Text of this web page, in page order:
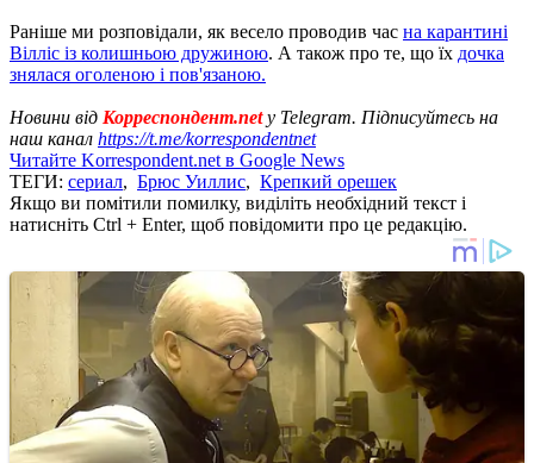
Раніше ми розповідали, як весело проводив час на карантині
Вілліс із колишньою дружиною. А також про те, що їх дочка
знялася оголеною і пов'язаною.
Новини від Корреспондент.netу Telegram. Підписуйтесь на
наш канал https://t.me/korrespondentnet
Читайте Korrespondent.net в Google News
ТЕГИ: сериал, Брюс Уиллис, Крепкий орешек
Якщо ви помітили помилку, виділіть необхідний текст і
натисніть Ctrl + Enter, щоб повідомити про це редакцію.